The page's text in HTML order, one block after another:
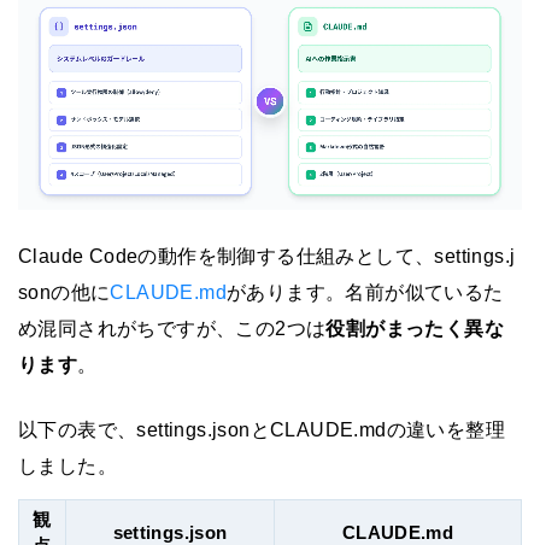
Claude Codeの動作を制御する仕組みとして、settings.j
sonの他にCLAUDE.mdがあります。名前が似ているた
め混同されがちですが、この2つは役割がまったく異な
ります。
以下の表で、settings.jsonとCLAUDE.mdの違いを整理
しました。
観
settings.json CLAUDE.md